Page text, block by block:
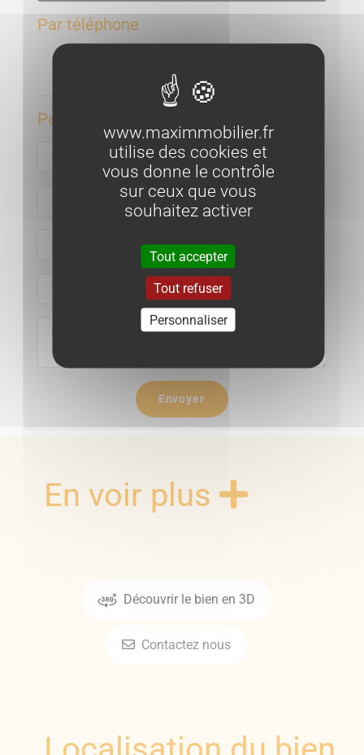
Surface annexe :
Loggia n°1 : 2,50 m²
ELEMENTS FINANCIERS
Charges de copropriété : 121.22€/trimestre
Taxes foncières:697 € /an
Bien en copropriété. Pas de procédure en cours
Nombre total de lots : 166
Par téléphone
Par email :
Envoyer
En voir plus
Découvrir le bien en 3D
Contactez nous
www.maximmobilier.fr
utilise des cookies et
vous donne le contrôle
sur ceux que vous
souhaitez activer
Tout accepter
Tout refuser
Personnaliser